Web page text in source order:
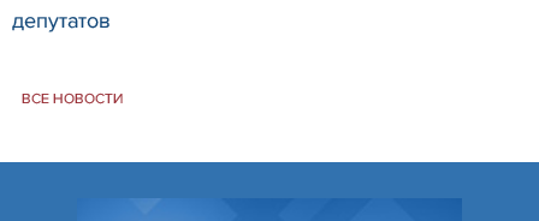
депутатов
ВСЕ НОВОСТИ